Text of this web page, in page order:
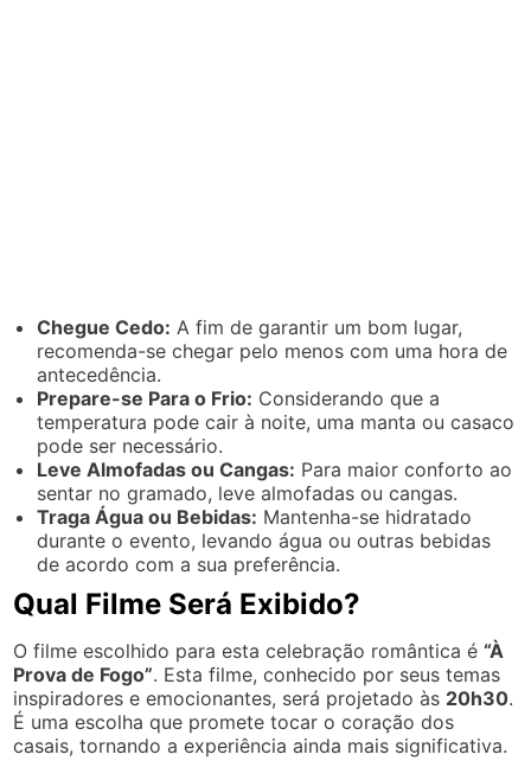
Chegue Cedo: A fim de garantir um bom lugar,
recomenda-se chegar pelo menos com uma hora de
antecedência.
Prepare-se Para o Frio: Considerando que a
temperatura pode cair à noite, uma manta ou casaco
pode ser necessário.
Leve Almofadas ou Cangas: Para maior conforto ao
sentar no gramado, leve almofadas ou cangas.
Traga Água ou Bebidas: Mantenha-se hidratado
durante o evento, levando água ou outras bebidas
de acordo com a sua preferência.
Qual Filme Será Exibido?
O filme escolhido para esta celebração romântica é“À
Prova de Fogo”. Esta filme, conhecido por seus temas
inspiradores e emocionantes, será projetado às 20h30.
É uma escolha que promete tocar o coração dos
casais, tornando a experiência ainda mais significativa.